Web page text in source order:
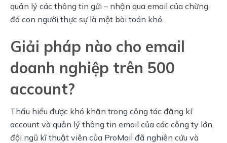
quản lý các thông tin gửi – nhận qua email của chừng
đó con người thực sự là một bài toán khó.
Giải pháp nào cho email
doanh nghiệp trên 500
account?
Thấu hiểu được khó khăn trong công tác đăng kí
account và quản lý thông tin email của các công ty lớn,
đội ngũ kĩ thuật viên của ProMail đã nghiên cứu và